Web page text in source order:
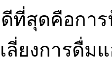
ที่สุดคือกา
ลี่ยงการดื่ม